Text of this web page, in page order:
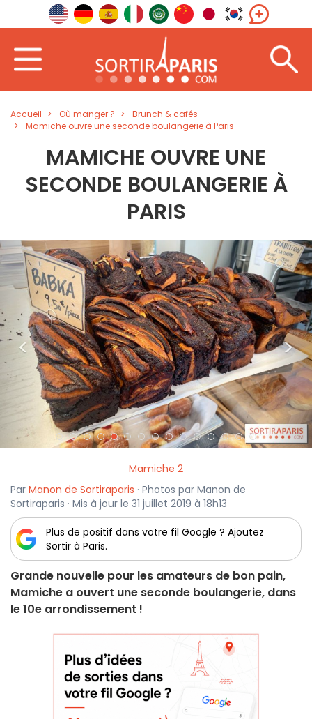
Accueil Où manger ?
Brunch & cafés
Mamiche ouvre une seconde boulangerie à Paris
MAMICHE OUVRE UNE
SECONDE BOULANGERIE À
PARIS
< >
Mamiche 2
Par Manon de Sortiraparis · Photos par Manon de
Sortiraparis · Mis à jour le 31 juillet 2019 à 18h13
Plus de positif dans votre fil Google ? Ajoutez
Sortir à Paris.
Grande nouvelle pour les amateurs de bon pain,
Mamiche a ouvert une seconde boulangerie, dans
le 10e arrondissement !